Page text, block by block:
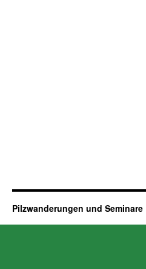
Pilzwanderungen und Seminare